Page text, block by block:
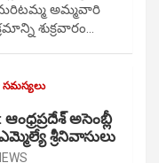
మరిటమ్మ అమ్మవారి
శుక్రవారం…
సమస్యలు
అసెంబ్లీ
శ్రీనివాసులు